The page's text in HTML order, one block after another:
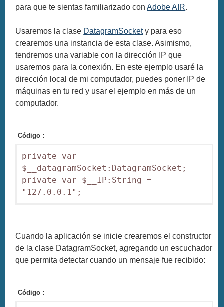
para que te sientas familiarizado conAdobe AIR.
Usaremos la clase DatagramSockety para eso
crearemos una instancia de esta clase. Asimismo,
tendremos una variable con la dirección IP que
usaremos para la conexión. En este ejemplo usaré la
dirección local de mi computador, puedes poner IP de
máquinas en tu red y usar el ejemplo en más de un
computador.
Código :
private var
$__datagramSocket:DatagramSocket;
private var $__IP:String =
Cuando la aplicación se inicie crearemos el constructor
de la clase DatagramSocket, agregando un escuchador
que permita detectar cuando un mensaje fue recibido:
Código :